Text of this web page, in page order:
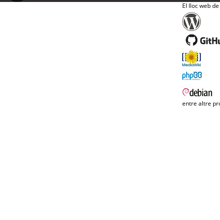
El lloc web
entre altre